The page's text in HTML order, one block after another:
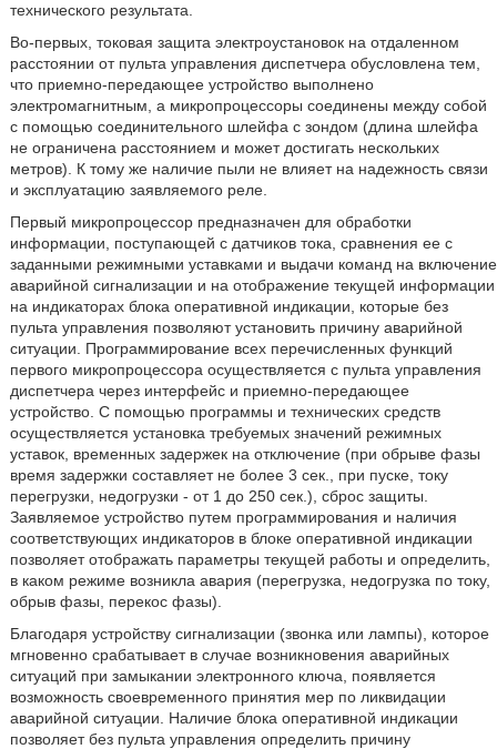
технического результата.
Во-первых, токовая защита электроустановок на отдаленном
расстоянии от пульта управления диспетчера обусловлена тем,
что приемно-передающее устройство выполнено
электромагнитным, а микропроцессоры соединены между собой
с помощью соединительного шлейфа с зондом (длина шлейфа
не ограничена расстоянием и может достигать нескольких
метров). К тому же наличие пыли не влияет на надежность связи
и эксплуатацию заявляемого реле.
Первый микропроцессор предназначен для обработки
информации, поступающей с датчиков тока, сравнения ее с
заданными режимными уставками и выдачи команд на включение
аварийной сигнализации и на отображение текущей информации
на индикаторах блока оперативной индикации, которые без
пульта управления позволяют установить причину аварийной
ситуации. Программирование всех перечисленных функций
первого микропроцессора осуществляется с пульта управления
диспетчера через интерфейс и приемно-передающее
устройство. С помощью программы и технических средств
осуществляется установка требуемых значений режимных
уставок, временных задержек на отключение (при обрыве фазы
время задержки составляет не более 3 сек., при пуске, току
перегрузки, недогрузки - от 1 до 250 сек.), сброс защиты.
Заявляемое устройство путем программирования и наличия
соответствующих индикаторов в блоке оперативной индикации
позволяет отображать параметры текущей работы и определить,
в каком режиме возникла авария (перегрузка, недогрузка по току,
обрыв фазы, перекос фазы).
Благодаря устройству сигнализации (звонка или лампы), которое
мгновенно срабатывает в случае возникновения аварийных
ситуаций при замыкании электронного ключа, появляется
возможность своевременного принятия мер по ликвидации
аварийной ситуации. Наличие блока оперативной индикации
позволяет без пульта управления определить причину